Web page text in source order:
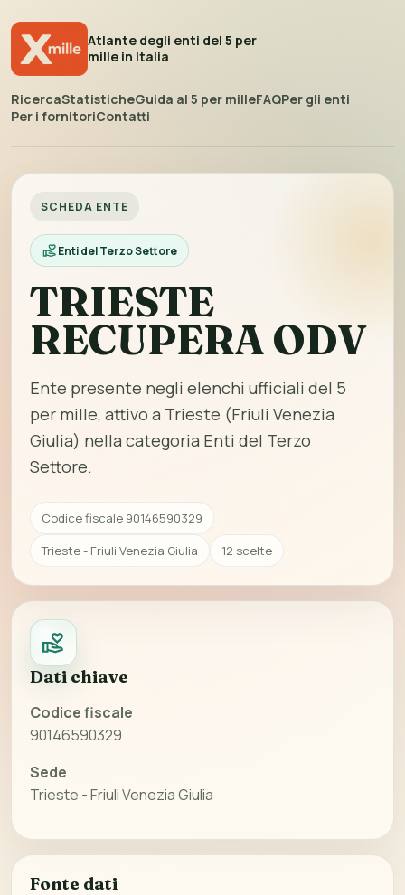
Atlante degli enti del 5 per
mille in Italia
RicercaStatisticheGuida al 5 per milleFAQPer gli enti
Per i fornitoriContatti
SCHEDA ENTE
Enti del Terzo Settore
TRIESTE
RECUPERA ODV
Ente presente negli elenchi ufficiali del 5
per mille, attivo a Trieste (Friuli Venezia
Giulia) nella categoria Enti del Terzo
Settore.
Codice fiscale 90146590329
Trieste - Friuli Venezia Giulia
12 scelte
Dati chiave
Codice fiscale
90146590329
Sede
Trieste - Friuli Venezia Giulia
Fonte dati